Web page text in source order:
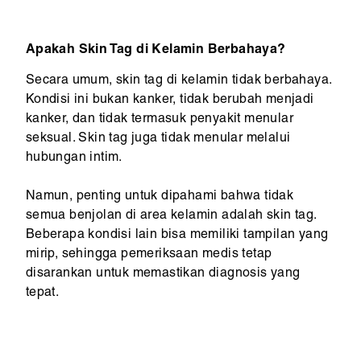
Apakah Skin Tag di Kelamin Berbahaya?
Secara umum, skin tag di kelamin tidak berbahaya.
Kondisi ini bukan kanker, tidak berubah menjadi
kanker, dan tidak termasuk penyakit menular
seksual. Skin tag juga tidak menular melalui
hubungan intim.
Namun, penting untuk dipahami bahwa tidak
semua benjolan di area kelamin adalah skin tag.
Beberapa kondisi lain bisa memiliki tampilan yang
mirip, sehingga pemeriksaan medis tetap
disarankan untuk memastikan diagnosis yang
tepat.